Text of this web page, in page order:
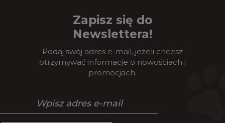
Zapisz się do
Newslettera!
Podaj swój adres e-mail, jeżeli chcesz
otrzymywać informacje o nowościach i
promocjach.